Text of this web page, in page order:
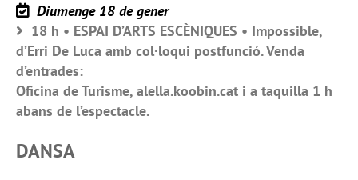
Diumenge 18 de gener
18 h • ESPAI D’ARTS ESCÈNIQUES • Impossible,
d’Erri De Luca amb col·loqui postfunció. Venda
d’entrades:
Oficina de Turisme, alella.koobin.cat i a taquilla 1 h
abans de l’espectacle.
DANSA